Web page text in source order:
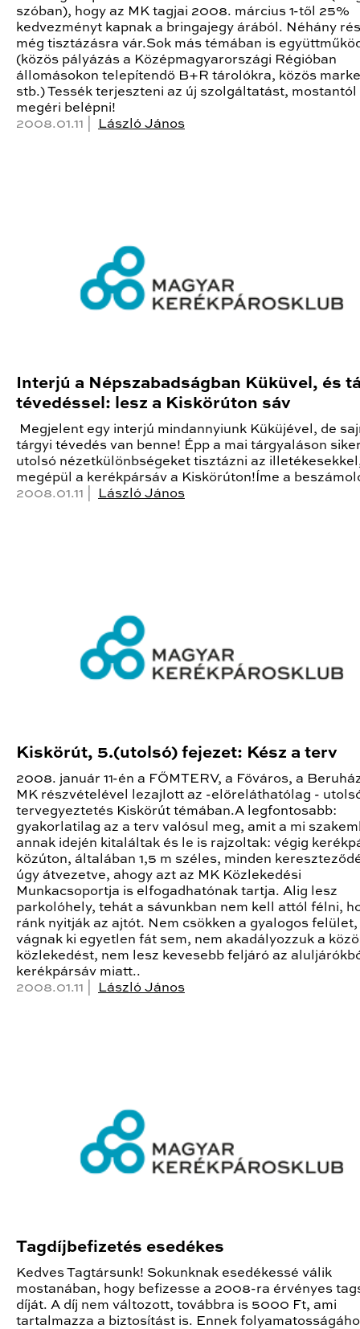
szóban), hogy az MK tagjai 2008. március 1-től 25%
kedvezményt kapnak a bringajegy árából. Néhány
még tisztázásra vár.Sok más témában is
(közös pályázás a Középmagyarországi Régióban
állomásokon telepítendő B+R tárolókra, közös
stb.) Tessék terjeszteni az új szolgáltatást, mostantól
megéri belépni!
2008.01.11 |
László János
Interjú a Népszabadságban Küküvel, és
tévedéssel: lesz a Kiskörúton sáv
Megjelent egy interjú mindannyiunk Küküjével, de
tárgyi tévedés van benne! Épp a mai tárgyaláson
utolsó nézetkülönbségeket tisztázni az
megépül a kerékpársáv a Kiskörúton!Íme a
2008.01.11 |
László János
Kiskörút, 5.(utolsó) fejezet: Kész a terv
2008. január 11-én a FŐMTERV, a Főváros, a
MK részvételével lezajlott az -előreláthatólag -
tervegyeztetés Kiskörút témában.A legfontosabb:
gyakorlatilag az a terv valósul meg, amit a mi
annak idején kitaláltak és le is rajzoltak: végig
közúton, általában 1,5 m széles, minden
úgy átvezetve, ahogy azt az MK Közlekedési
Munkacsoportja is elfogadhatónak tartja. Alig lesz
parkolóhely, tehát a sávunkban nem kell attól félni,
ránk nyitják az ajtót. Nem csökken a gyalogos felület,
vágnak ki egyetlen fát sem, nem akadályozzuk a
közlekedést, nem lesz kevesebb feljáró az
kerékpársáv miatt..
2008.01.11 |
László János
Tagdíjbefizetés esedékes
Kedves Tagtársunk! Sokunknak esedékessé válik
mostanában, hogy befizesse a 2008-ra érvényes
díját. A díj nem változott, továbbra is 5000 Ft, ami
tartalmazza a biztosítást is. Ennek